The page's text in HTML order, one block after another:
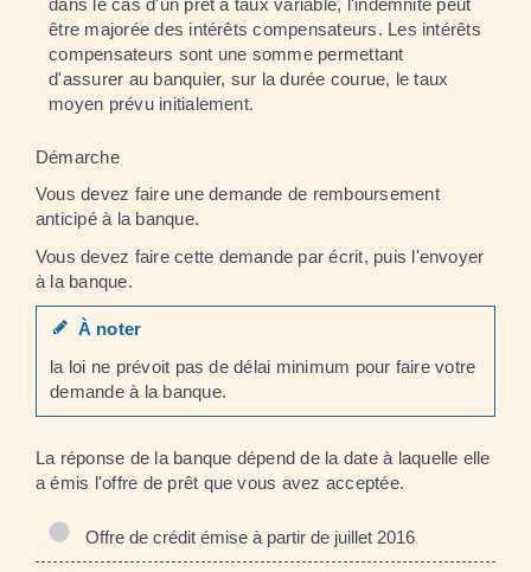
être majorée des intérêts compensateurs. Les intérêts
compensateurs sont une somme permettant
d'assurer au banquier, sur la durée courue, le taux
moyen prévu initialement.
Démarche
Vous devez faire une demande de remboursement
anticipé à la banque.
Vous devez faire cette demande par écrit, puis l'envoyer
à la banque.
À noter
la loi ne prévoit pas de délai minimum pour faire votre
demande à la banque.
La réponse de la banque dépend de la date à laquelle elle
a émis l'offre de prêt que vous avez acceptée.
Offre de crédit émise à partir de juillet 2016